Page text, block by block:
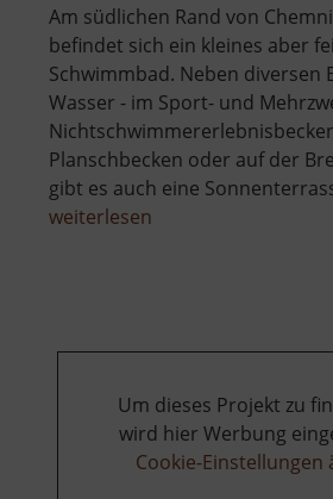
Am südlichen Rand von
befindet sich ein kleines aber
Schwimmbad. Neben diversen
Wasser - im Sport- und
Planschbecken oder auf der
gibt es auch eine
weiterlesen
Um dieses Projekt zu
wird hier Werbung
Cookie-Einstellungen